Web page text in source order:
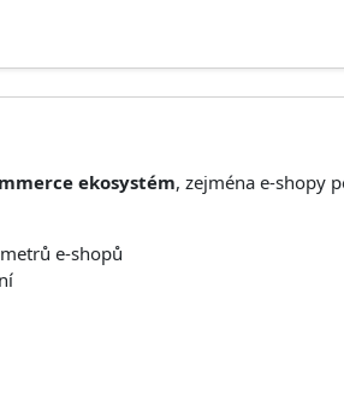
ekosystém, zejména e-shopy
e-shopů